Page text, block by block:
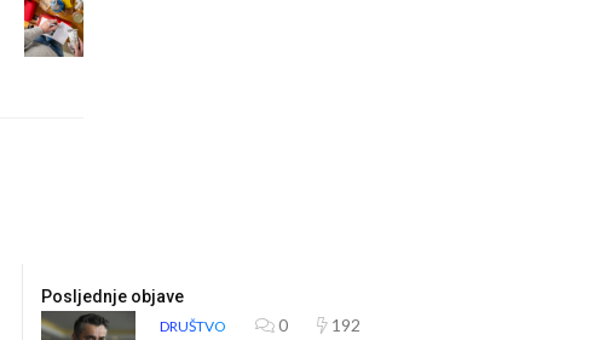
Posljednje objave
DRUŠTVO 0 192